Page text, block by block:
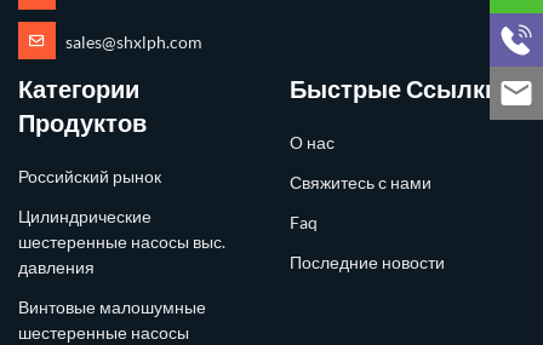
sales@shxlph.com
Категории
Продуктов
Российский рынок
Цилиндрические
шестеренные насосы выс.
давления
Винтовые малошумные
шестеренные насосы
Быстрые Ссылки
О нас
Свяжитесь с нами
Faq
Последние новости